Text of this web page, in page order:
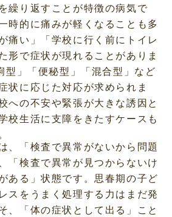
繰り返すことが特徴の病気で
時的に痛みが軽くなることも多
痛い」「学校に行く前にトイレ
形で症状が現れることがありま
型」「便秘型」「混合型」など
状に応じた対応が求められま
への不安や緊張が大きな誘因と
校生活に支障をきたすケースも
、「検査で異常がないから問題
「検査で異常が見つからないけ
ある」状態です。思春期の子ど
スをうまく処理する力はまだ発
、「体の症状として出る」こと